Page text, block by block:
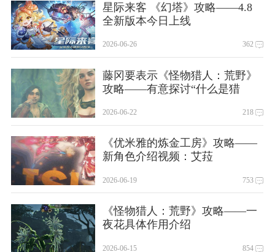
星际来客 《幻塔》攻略——4.8
全新版本今日上线
2026-06-26 362
藤冈要表示《怪物猎人：荒野》
攻略——有意探讨“什么是猎
2026-06-22 218
《优米雅的炼金工房》攻略——
新角色介绍视频：艾菈
2026-06-19 753
《怪物猎人：荒野》攻略——一
夜花具体作用介绍
2026-06-15 854